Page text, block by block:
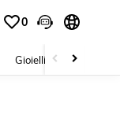
0
Gioielli E Accessori